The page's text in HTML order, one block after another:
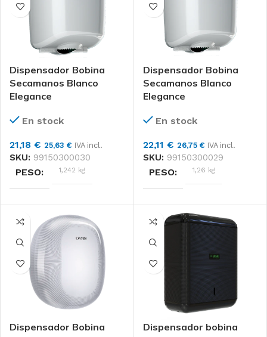
MARCAS
FORMATO Unidad
FORMATO
MARCAS Losdi
Dispensador Bobina
Secamanos Blanco
Elegance
En stock
21,18 € 25,63 € IVA incl.
SKU: 99150300030
PESO 1,242 kg
DIMENSIONES
24 × 25 × 36 cm
MARCAS
MATERIAL
Dispensador Bobina
Secamanos Blanco
Elegance
En stock
22,11 € 26,75 € IVA incl.
SKU: 99150300029
PESO 1,26 kg
DIMENSIONES
24 × 25 × 36 cm
MARCAS Losdi
FORMATO Unidad
Dispensador Bobina
Dispensador bobina